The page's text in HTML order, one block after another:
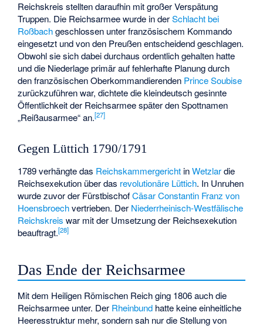
Reichskreis stellten daraufhin mit großer Verspätung
Truppen. Die Reichsarmee wurde in derSchlacht bei
Roßbachgeschlossen unter französischem Kommando
eingesetzt und von den Preußen entscheidend geschlagen.
Obwohl sie sich dabei durchaus ordentlich gehalten hatte
und die Niederlage primär auf fehlerhafte Planung durch
den französischen Oberkommandierenden Prince Soubise
zurückzuführen war, dichtete die kleindeutsch gesinnte
Öffentlichkeit der Reichsarmee später den Spottnamen
„Reißausarmee“ an.[27]
Gegen Lüttich 1790/1791
1789 verhängte das Reichskammergericht inWetzlardie
Reichsexekution über das revolutionäre Lüttich. In Unruhen
wurde zuvor der FürstbischofCäsar Constantin Franz von
Hoensbroechvertrieben. Der Niederrheinisch-Westfälische
Reichskreis war mit der Umsetzung der Reichsexekution
beauftragt.[28]
Das Ende der Reichsarmee
Mit dem Heiligen Römischen Reich ging 1806 auch die
Reichsarmee unter. Der Rheinbund hatte keine einheitliche
Heeresstruktur mehr, sondern sah nur die Stellung von